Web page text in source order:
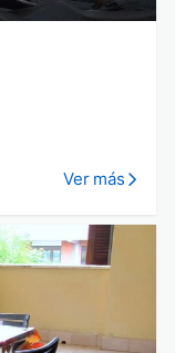
Ver más